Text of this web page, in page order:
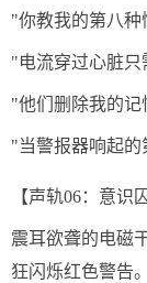
"你教我的第八
"电流穿过心脏只
"他们删除我的
"当警报器响起的
【声轨06：意识
震耳欲聋的电磁
狂闪烁红色警告